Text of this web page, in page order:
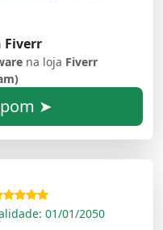
Fiverr
na loja Fiverr
➤
01/01/2050